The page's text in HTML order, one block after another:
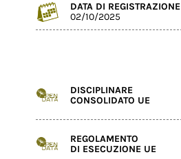
DATA DI REGISTRAZIONE
02/10/2025
DISCIPLINARE
CONSOLIDATO UE
REGOLAMENTO
DI ESECUZIONE UE